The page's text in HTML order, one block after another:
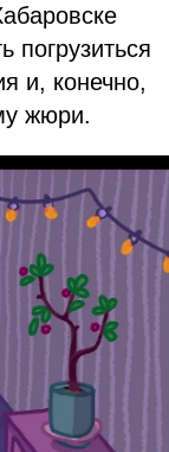
погрузиться
и, конечно,
жюри.